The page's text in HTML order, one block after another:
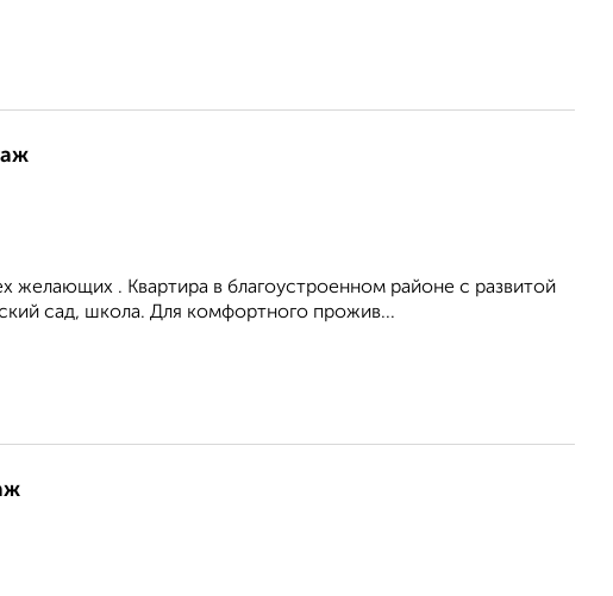
. Квартира в благоустроенном районе с развитой
сад, школа. Для комфортного прожив...